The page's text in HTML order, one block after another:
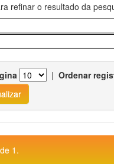
refinar o resultado da
| Ordenar
1.